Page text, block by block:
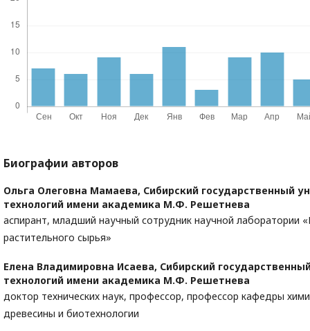
Биографии авторов
Ольга Олеговна Мамаева, Сибирский государственный
технологий имени академика М.Ф. Решетнева
аспирант, младший научный сотрудник научной лаборатории
растительного сырья»
Елена Владимировна Исаева, Сибирский
технологий имени академика М.Ф. Решетнева
доктор технических наук, профессор, профессор кафедры
древесины и биотехнологии